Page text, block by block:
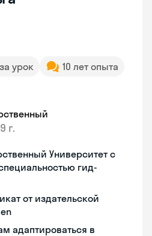
урок
10 лет опыта
г.
Университет с
гид-
от издательской
адаптироваться в